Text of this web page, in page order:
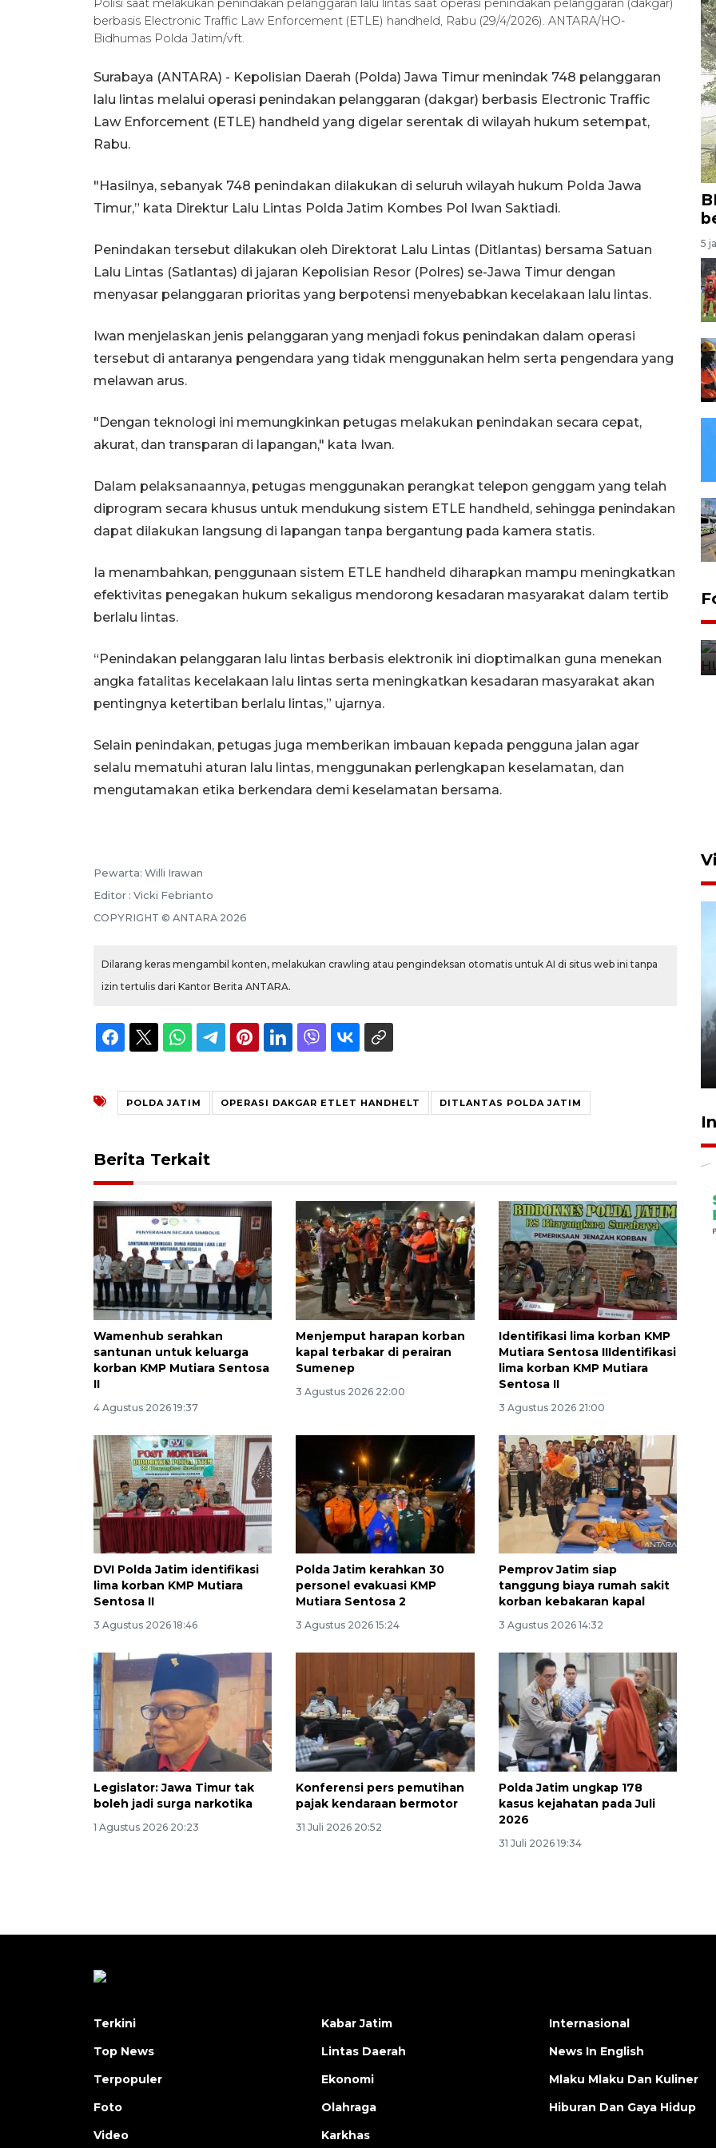
Polisi saat melakukan penindakan pelanggaran lalu lintas saat operasi penindakan pelanggaran (dakgar)
berbasis Electronic Traffic Law Enforcement (ETLE) handheld, Rabu (29/4/2026). ANTARA/HO-
Bidhumas Polda Jatim/vft.
Surabaya (ANTARA) - Kepolisian Daerah (Polda) Jawa Timur menindak 748 pelanggaran
lalu lintas melalui operasi penindakan pelanggaran (dakgar) berbasis Electronic Traffic
Law Enforcement (ETLE) handheld yang digelar serentak di wilayah hukum setempat,
Rabu.
"Hasilnya, sebanyak 748 penindakan dilakukan di seluruh wilayah hukum Polda Jawa
Timur,” kata Direktur Lalu Lintas Polda Jatim Kombes Pol Iwan Saktiadi.
Penindakan tersebut dilakukan oleh Direktorat Lalu Lintas (Ditlantas) bersama Satuan
Lalu Lintas (Satlantas) di jajaran Kepolisian Resor (Polres) se-Jawa Timur dengan
menyasar pelanggaran prioritas yang berpotensi menyebabkan kecelakaan lalu lintas.
Iwan menjelaskan jenis pelanggaran yang menjadi fokus penindakan dalam operasi
tersebut di antaranya pengendara yang tidak menggunakan helm serta pengendara yang
melawan arus.
"Dengan teknologi ini memungkinkan petugas melakukan penindakan secara cepat,
akurat, dan transparan di lapangan," kata Iwan.
Dalam pelaksanaannya, petugas menggunakan perangkat telepon genggam yang telah
diprogram secara khusus untuk mendukung sistem ETLE handheld, sehingga penindakan
dapat dilakukan langsung di lapangan tanpa bergantung pada kamera statis.
Ia menambahkan, penggunaan sistem ETLE handheld diharapkan mampu meningkatkan
efektivitas penegakan hukum sekaligus mendorong kesadaran masyarakat dalam tertib
berlalu lintas.
“Penindakan pelanggaran lalu lintas berbasis elektronik ini dioptimalkan guna menekan
angka fatalitas kecelakaan lalu lintas serta meningkatkan kesadaran masyarakat akan
pentingnya ketertiban berlalu lintas,” ujarnya.
Selain penindakan, petugas juga memberikan imbauan kepada pengguna jalan agar
selalu mematuhi aturan lalu lintas, menggunakan perlengkapan keselamatan, dan
mengutamakan etika berkendara demi keselamatan bersama.
Pewarta: Willi Irawan
Editor : Vicki Febrianto
COPYRIGHT © ANTARA 2026
Dilarang keras mengambil konten, melakukan crawling atau pengindeksan otomatis untuk AI di situs web ini tanpa
izin tertulis dari Kantor Berita ANTARA.
POLDA JATIM OPERASI DAKGAR ETLET HANDHELT DITLANTAS POLDA JATIM
Berita Terkait
Wamenhub serahkan
santunan untuk keluarga
korban KMP Mutiara Sentosa
II
4 Agustus 2026 19:37
Menjemput harapan korban
kapal terbakar di perairan
Sumenep
3 Agustus 2026 22:00
Identifikasi lima korban KMP
Mutiara Sentosa IIIdentifikasi
lima korban KMP Mutiara
Sentosa II
3 Agustus 2026 21:00
DVI Polda Jatim identifikasi
lima korban KMP Mutiara
Sentosa II
3 Agustus 2026 18:46
Polda Jatim kerahkan 30
personel evakuasi KMP
Mutiara Sentosa 2
3 Agustus 2026 15:24
Pemprov Jatim siap
tanggung biaya rumah sakit
korban kebakaran kapal
3 Agustus 2026 14:32
Legislator: Jawa Timur tak
boleh jadi surga narkotika
1 Agustus 2026 20:23
Konferensi pers pemutihan
pajak kendaraan bermotor
31 Juli 2026 20:52
Polda Jatim ungkap 178
kasus kejahatan pada Juli
2026
31 Juli 2026 19:34
5
Aksi bersih sungai di kawasan
padat penduduk
Awas penipuan berbasis AI
2026-08-07 13:45:00
Terkini
Top News
Terpopuler
Foto
Video
Kabar Jatim
Lintas Daerah
Ekonomi
Olahraga
Karkhas
Internasional
News In English
Mlaku Mlaku Dan Kuliner
Hiburan Dan Gaya Hidup